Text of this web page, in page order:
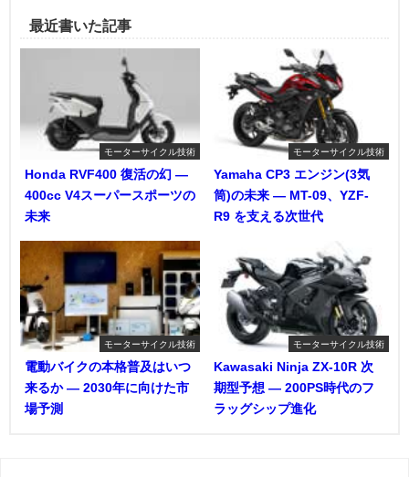
最近書いた記事
モーターサイクル技術
Honda RVF400 復活の幻 ―
400cc V4スーパースポーツの
未来
モーターサイクル技術
Yamaha CP3 エンジン(3気
筒)の未来 ― MT-09、YZF-
R9 を支える次世代
モーターサイクル技術
電動バイクの本格普及はいつ
来るか ― 2030年に向けた市
場予測
モーターサイクル技術
Kawasaki Ninja ZX-10R 次
期型予想 ― 200PS時代のフ
ラッグシップ進化